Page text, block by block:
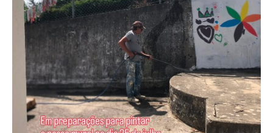
Acesso aos conteúdos Exclusivos para
assinantes
Ofertas para assinatura anual
Escolha o plano